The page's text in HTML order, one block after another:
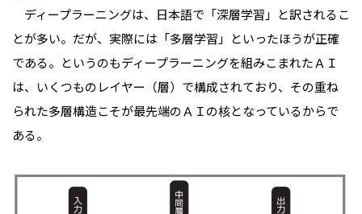
ディープラーニングは、日本語で「深層学習」と訳されるこ
とが多い。だが、実際には「多層学習」といったほうが正確
である。というのもディープラーニングを組みこまれたＡＩ
は、いくつものレイヤー（層）で構成されており、その重ね
られた多層構造こそが最先端のＡＩの核となっているからで
ある。